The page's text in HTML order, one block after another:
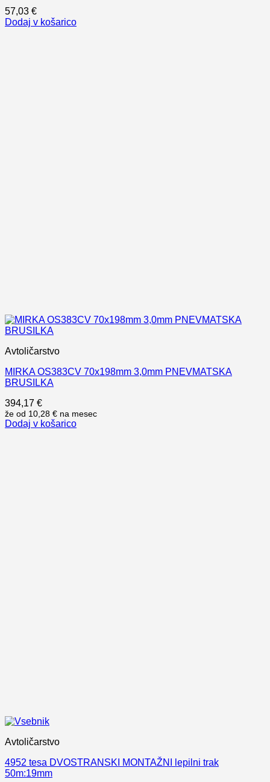
57,03 €
Dodaj v košarico
Avtoličarstvo
MIRKA OS383CV 70x198mm 3,0mm PNEVMATSKA
BRUSILKA
394,17 €
že od 10,28 € na mesec
Dodaj v košarico
Avtoličarstvo
4952 tesa DVOSTRANSKI MONTAŽNI lepilni trak
50m:19mm